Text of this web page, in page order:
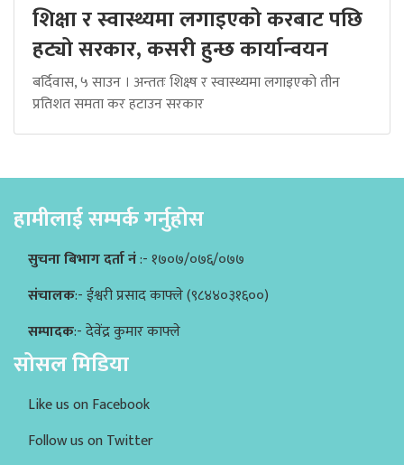
शिक्षा र स्वास्थ्यमा लगाइएको करबाट पछि
हट्यो सरकार, कसरी हुन्छ कार्यान्वयन
बर्दिवास, ५ साउन । अन्ततः शिक्ष्ष र स्वास्थ्यमा लगाइएको तीन
प्रतिशत समता कर हटाउन सरकार
हामीलाई सम्पर्क गर्नुहोस
सुचना बिभाग दर्ता नं:- १७०७/०७६/०७७
संचालक:- ईश्वरी प्रसाद काफ्ले (९८४४०३१६००)
सम्पादक:- देवेंद्र कुमार काफ्ले
सोसल मिडिया
Like us on Facebook
Follow us on Twitter